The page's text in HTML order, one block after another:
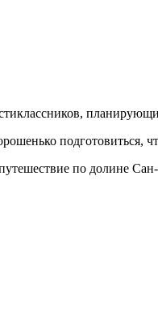
подготовиться,
по долине